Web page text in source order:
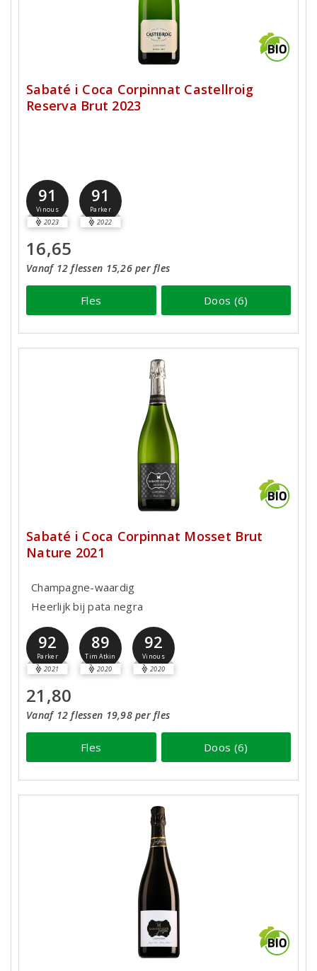
Sabaté i Coca Corpinnat Castellroig
Reserva Brut 2023
91
Vinous
2023
91
Parker
2022
16,65
Vanaf 12 flessen 15,26 per fles
Fles Doos (6)
Sabaté i Coca Corpinnat Mosset Brut
Nature 2021
Champagne-waardig
Heerlijk bij pata negra
92
Parker
2021
89
Tim Atkin
2020
92
Vinous
2020
21,80
Vanaf 12 flessen 19,98 per fles
Fles Doos (6)